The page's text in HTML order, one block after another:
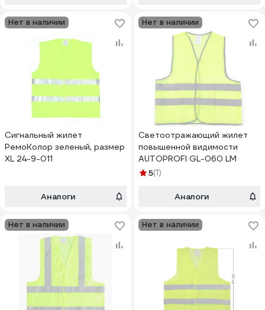
Нет в наличии
Сигнальный жилет
РемоКолор зеленый, размер
XL 24-9-011
Аналоги
Нет в наличии
Светоотражающий жилет
повышенной видимости
AUTOPROFI GL-060 LM
5(1)
Аналоги
Нет в наличии Нет в наличии